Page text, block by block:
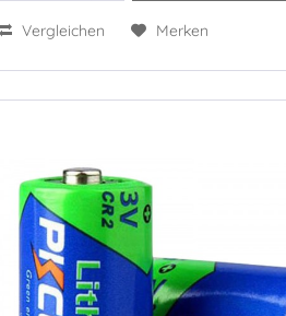
Vergleichen Merken